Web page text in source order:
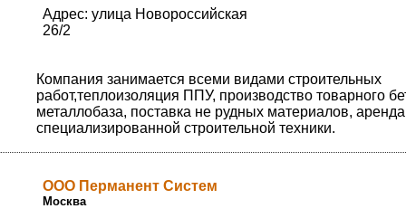
Адрес: улица Новороссийская
26/2
Компания занимается всеми видами строительных
работ,теплоизоляция ППУ, производство товарного
металлобаза, поставка не рудных материалов, аренда
специализированной строительной техники.
ООО Перманент Систем
Москва